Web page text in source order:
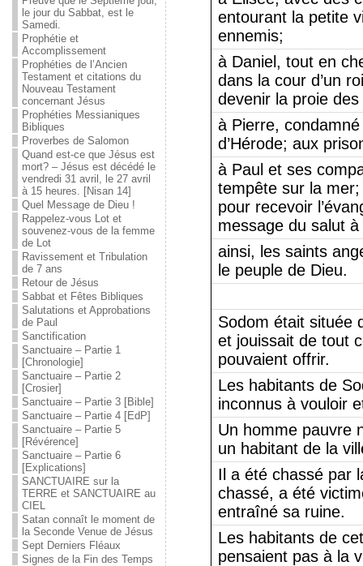
le jour du Sabbat, est le
Samedi.
Prophétie et
Accomplissement
Prophéties de l’Ancien
Testament et citations du
Nouveau Testament
concernant Jésus
Prophéties Messianiques
Bibliques
Proverbes de Salomon
Quand est-ce que Jésus est
mort? – Jésus est décédé le
vendredi 31 avril, le 27 avril
à 15 heures. [Nisan 14]
Quel Message de Dieu !
Rappelez-vous Lot et
souvenez-vous de la femme
de Lot
Ravissement et Tribulation
de 7 ans
Retour de Jésus
Sabbat et Fêtes Bibliques
Salutations et Approbations
de Paul
Sanctification
Sanctuaire – Partie 1
[Chronologie]
Sanctuaire – Partie 2
[Crosier]
Sanctuaire – Partie 3 [Bible]
Sanctuaire – Partie 4 [EdP]
Sanctuaire – Partie 5
[Révérence]
Sanctuaire – Partie 6
[Explications]
SANCTUAIRE sur la
TERRE et SANCTUAIRE au
CIEL
Satan connaît le moment de
la Seconde Venue de Jésus
Sept Derniers Fléaux
Signes de la Fin des Temps
entourant la petite
ennemis;
à Daniel, tout en
dans la cour d’un
devenir la proie des
à Pierre,
d’Hérode; aux
à Paul et ses
tempête sur la mer;
pour recevoir
message du salut à
ainsi, les saints
le peuple de Dieu.
Sodom était située
et jouissait de tout
pouvaient offrir.
Les habitants de
inconnus à vouloir
Un homme pauvre
un habitant de la
Il a été chassé par
chassé, a été
entraîné sa ruine.
Les habitants de
pensaient pas à la